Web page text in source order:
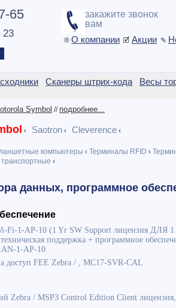
65
23
закажите звонок
вам
® О компании 🗹 Акции ✎
Сканеры штрих-кода Весы
Symbol // подробнее...
‹ Saotron ‹ Cleverence ‹
компьютеры ‹ Терминалы RFID ‹
‹
данных, программное
Fi-1-AP-10 (1 Yr SW Support лицензия ДЛЯ 1
поддержка + программное
1-AP-10
доступ FEE Zebra / , MC17-SVR-CAL
Zebra / MSP3 Control Edition Client